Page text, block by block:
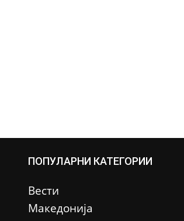
ПОПУЛАРНИ КАТЕГОРИИ
Вести
Македонија